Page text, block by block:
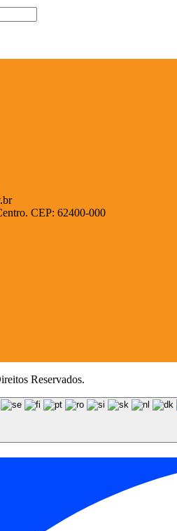
CEP: 62400-000
Reservados.